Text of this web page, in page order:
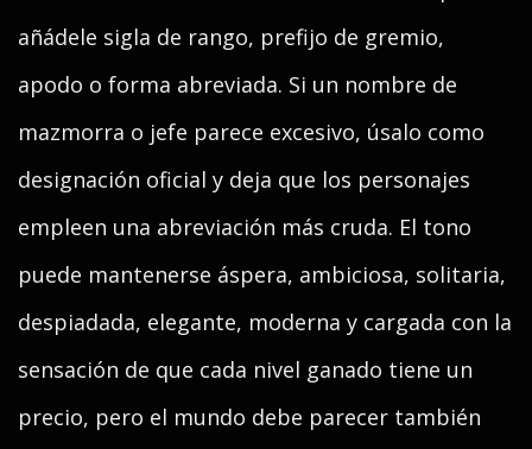
añádele sigla de rango, prefijo de gremio,
apodo o forma abreviada. Si un nombre de
mazmorra o jefe parece excesivo, úsalo como
designación oficial y deja que los personajes
empleen una abreviación más cruda. El tono
puede mantenerse áspera, ambiciosa, solitaria,
despiadada, elegante, moderna y cargada con la
sensación de que cada nivel ganado tiene un
precio, pero el mundo debe parecer también